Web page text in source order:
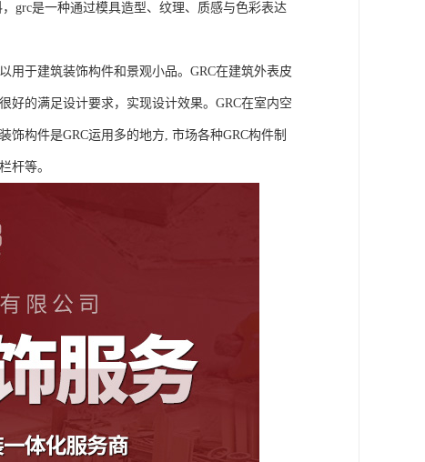
grc是一种通过模具造型、纹理、质感与色彩表达
用于建筑装饰构件和景观小品。GRC在建筑外表皮
好的满足设计要求，实现设计效果。GRC在室内空
构件是GRC运用多的地方, 市场各种GRC构件制
杆等。